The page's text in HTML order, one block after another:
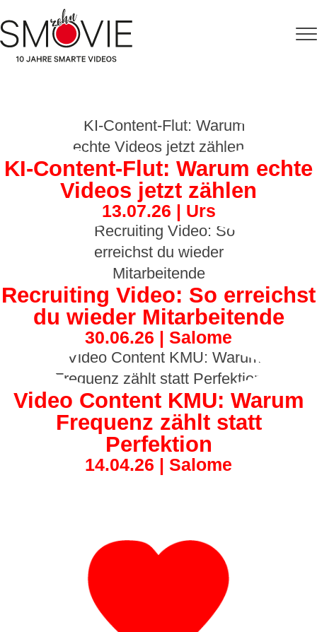
KI-Content-Flut: Warum echte
Videos jetzt zählen
13.07.26 | Urs
Recruiting Video: So erreichst
du wieder Mitarbeitende
30.06.26 | Salome
Video Content KMU: Warum
Frequenz zählt statt
Perfektion
14.04.26 | Salome